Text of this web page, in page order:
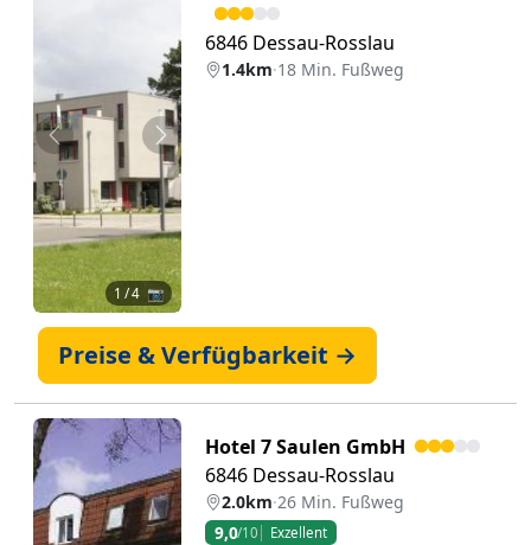
Zurück Weiter
1 / 4 📷
6846 Dessau-Rosslau
1.4km·18 Min. Fußweg
Preise & Verfügbarkeit →
Hotel 7 Saulen GmbH
6846 Dessau-Rosslau
2.0km·26 Min. Fußweg
9,0/10 Exzellent